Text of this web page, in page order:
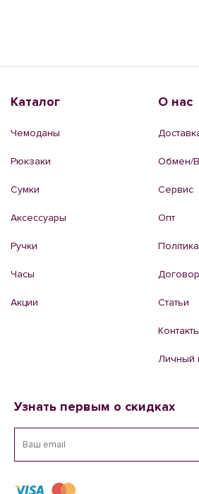
Каталог
Чемоданы
Рюкзаки
Сумки
Аксессуары
Ручки
Часы
Акции
О нас
Обмен/
Сервис
Опт
Статьи
Контакты
Личный
Узнать первым о скидках